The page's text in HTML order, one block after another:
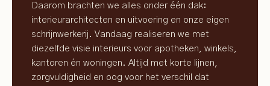
Daarom brachten we alles onder één dak:
interieurarchitecten en uitvoering en onze eigen
schrijnwerkerij. Vandaag realiseren we met
diezelfde visie interieurs voor apotheken, winkels,
kantoren én woningen. Altijd met korte lijnen,
zorgvuldigheid en oog voor het verschil dat